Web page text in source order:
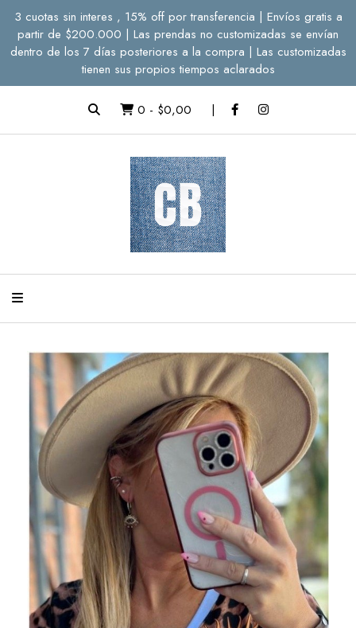
3 cuotas sin interes , 15% off por transferencia | Envíos gratis a
partir de $200.000 | Las prendas no customizadas se envían
dentro de los 7 días posteriores a la compra | Las customizadas
tienen sus propios tiempos aclarados
0 - $0,00